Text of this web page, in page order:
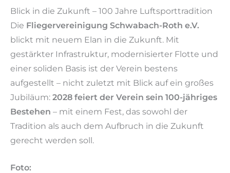
Blick in die Zukunft – 100 Jahre Luftsporttradition
Die Fliegervereinigung Schwabach-Roth e.V.
blickt mit neuem Elan in die Zukunft. Mit
gestärkter Infrastruktur, modernisierter Flotte und
einer soliden Basis ist der Verein bestens
aufgestellt – nicht zuletzt mit Blick auf ein großes
Jubiläum: 2028 feiert der Verein sein 100-jähriges
Bestehen – mit einem Fest, das sowohl der
Tradition als auch dem Aufbruch in die Zukunft
gerecht werden soll.
Foto: